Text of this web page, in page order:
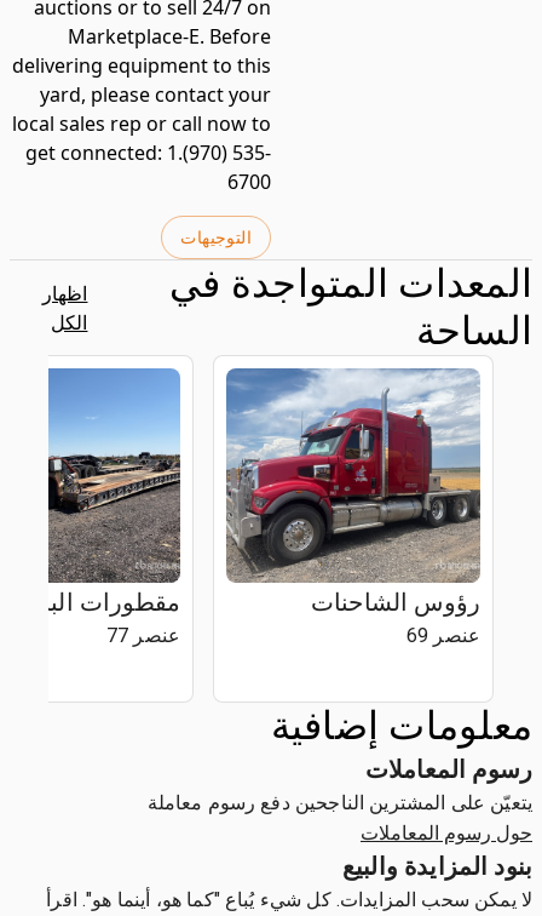
auctions or to sell 24/7 on
Marketplace-E. Before
delivering equipment to this
yard, please contact your
local sales rep or call now to
get connected: 1.(970) 535-
6700
التوجيهات
المعدات المتواجدة في
الساحة
اظهار
الكل
رؤوس الشاحنات
عنصر 69
مقطورات البناء
عنصر 77
معلومات إضافية
رسوم المعاملات
يتعيّن على المشترين الناجحين دفع رسوم معاملة
حول رسوم المعاملات
بنود المزايدة والبيع
لا يمكن سحب المزايدات. كل شيء يُباع "كما هو، أينما هو". اقرأ